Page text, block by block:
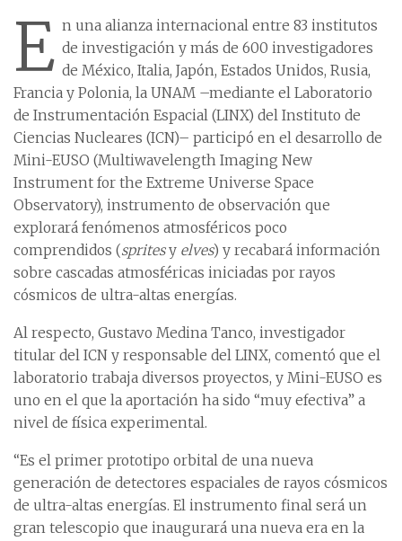
E n una alianza internacional entre 83 institutos
de investigación y más de 600 investigadores
de México, Italia, Japón, Estados Unidos, Rusia,
Francia y Polonia, la UNAM –mediante el Laboratorio
de Instrumentación Espacial (LINX) del Instituto de
Ciencias Nucleares (ICN)– participó en el desarrollo de
Mini-EUSO (Multiwavelength Imaging New
Instrument for the Extreme Universe Space
Observatory), instrumento de observación que
explorará fenómenos atmosféricos poco
comprendidos (spritesy elves) y recabará información
sobre cascadas atmosféricas iniciadas por rayos
cósmicos de ultra-altas energías.
Al respecto, Gustavo Medina Tanco, investigador
titular del ICN y responsable del LINX, comentó que el
laboratorio trabaja diversos proyectos, y Mini-EUSO es
uno en el que la aportación ha sido “muy efectiva” a
nivel de física experimental.
“Es el primer prototipo orbital de una nueva
generación de detectores espaciales de rayos cósmicos
de ultra-altas energías. El instrumento final será un
gran telescopio que inaugurará una nueva era en la